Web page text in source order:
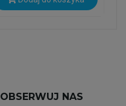
OBSERWUJ NAS